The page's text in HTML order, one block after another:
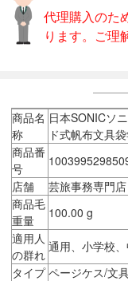
代理購入のた
ります。ご理
商品名
称
日本SONICソ
ド式帆布文具
商品番
号
店舗
芸旅事務専門店
商品毛
重量
100.00 g
適用人
の群れ
通用、小学校
タイプ ページケス/文